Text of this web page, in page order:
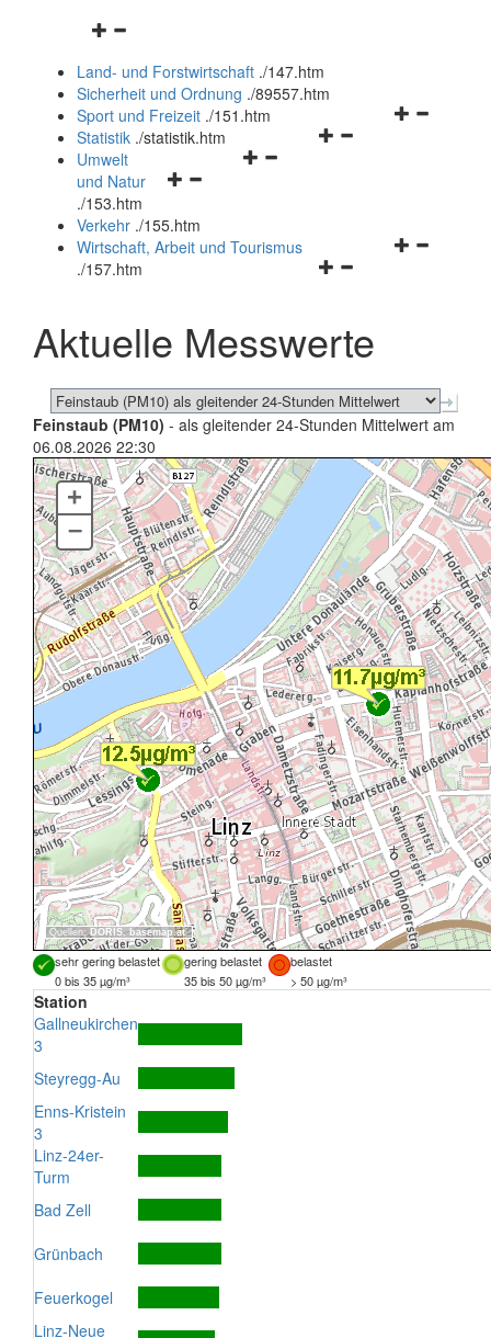
Navigationsmenü
und
schließen
Land- und Forstwirtschaft ./147.htm
Sicherheit und Ordnung ./89557.htm
Navigationsmenü
Sport und Freizeit ./151.htm
Navigationsmenü
Statistik ./statistik.htm
Navigationsmenü
und
schließen
Umwelt
und Natur
./153.htm
Verkehr ./155.htm
Navigationsmenü
schließen
Wirtschaft, Arbeit und Tourismus
./157.htm
Aktuelle Messwerte
Feinstaub (PM10) - als gleitender 24-Stunden Mittelwert am
06.08.2026 22:30
Quellen:DORIS, basemap.at
+
–
sehr gering belastet gering belastet
belastet
0 bis 35 µg/m³
35 bis 50 µg/m³ > 50 µg/m³
Station
Gallneukirchen
3
Steyregg-Au
Enns-Kristein
3
Linz-24er-
Turm
Bad Zell
Grünbach
Feuerkogel
Linz-Neue